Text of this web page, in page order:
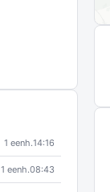
1 eenh.14:16
1 eenh.08:43